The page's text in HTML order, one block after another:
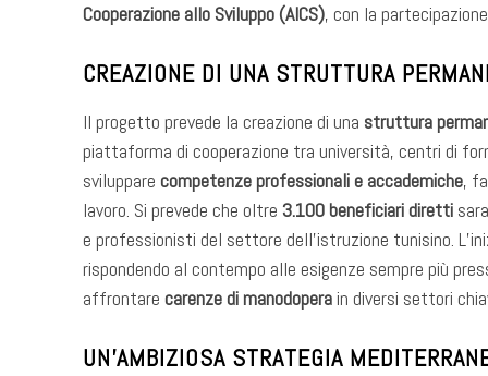
Cooperazione allo Sviluppo (AICS), con la
CREAZIONE DI UNA STRUTTURA
Il progetto prevede la creazione di una struttura
piattaforma di cooperazione tra università, centri di
sviluppare competenze professionali e accademiche,
lavoro. Si prevede che oltre 3.100 beneficiari diretti
e professionisti del settore dell’istruzione tunisino.
rispondendo al contempo alle esigenze sempre più
affrontare carenze di manodoperain diversi settori
UN’AMBIZIOSA STRATEGIA